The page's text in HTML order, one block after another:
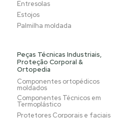
Entresolas
Estojos
Palmilha moldada
Peças Técnicas Industriais,
Proteção Corporal &
Ortopedia
Componentes ortopédicos
moldados
Componentes Técnicos em
Termoplástico
Protetores Corporais e faciais